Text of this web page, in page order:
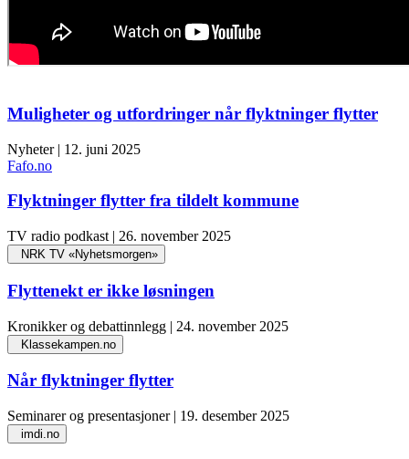
Muligheter og utfordringer når flyktninger flytter
Nyheter | 12. juni 2025
Fafo.no
Flyktninger flytter fra tildelt kommune
TV radio podkast | 26. november 2025
NRK TV «Nyhetsmorgen»
Flyttenekt er ikke løsningen
Kronikker og debattinnlegg | 24. november 2025
Klassekampen.no
Når flyktninger flytter
Seminarer og presentasjoner | 19. desember 2025
imdi.no